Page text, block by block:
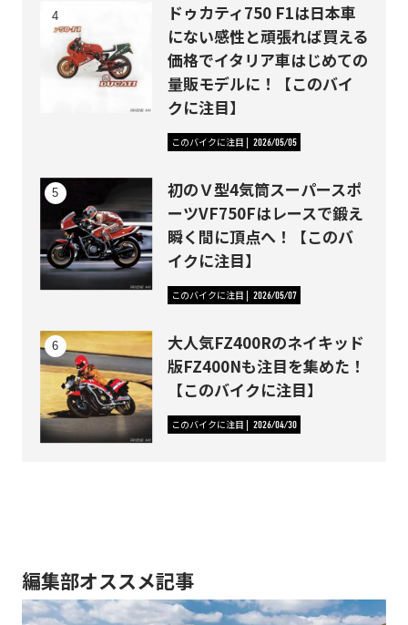
ドゥカティ750 F1は日本車
にない感性と頑張れば買える
価格でイタリア車はじめての
量販モデルに！【このバイ
クに注目】
このバイクに注目 2026/05/05
初のＶ型4気筒スーパースポ
ーツVF750Fはレースで鍛え
瞬く間に頂点へ！【このバ
イクに注目】
このバイクに注目 2026/05/07
大人気FZ400Rのネイキッド
版FZ400Nも注目を集めた！
【このバイクに注目】
このバイクに注目 2026/04/30
編集部オススメ記事